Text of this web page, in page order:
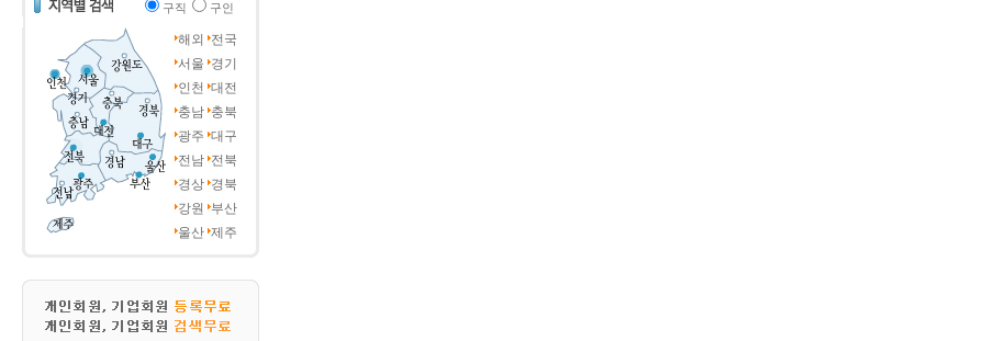
구직 구인
해외
전국
서울 경기
인천 대전
충남 충북
광주 대구
전남 전북
경상 경북
강원
부산
울산 제주